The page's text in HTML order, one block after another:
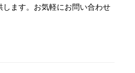
します。お気軽にお問い合わせ